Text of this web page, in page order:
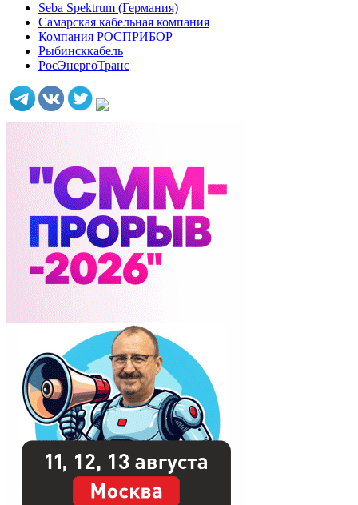
Seba Spektrum (Германия)
Самарская кабельная компания
Компания РОСПРИБОР
Рыбинсккабель
РосЭнергоТранс